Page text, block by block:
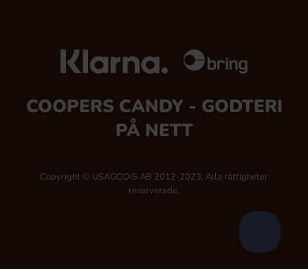
COOPERS CANDY - GODTERI
PÅ NETT
Copyright © USAGODIS AB 2012-2023, Alla rättigheter
reserverade.